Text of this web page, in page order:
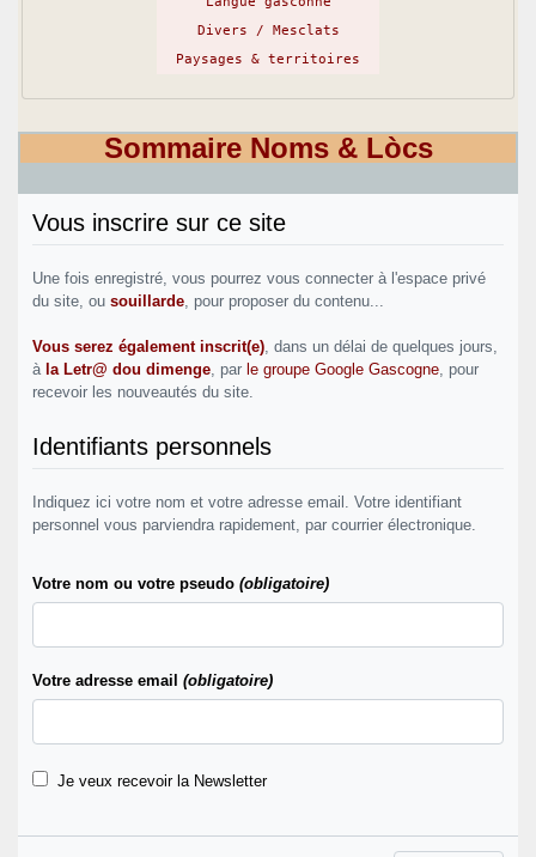
Divers / Mesclats
Paysages & territoires
Sommaire Noms & Lòcs
Vous inscrire sur ce site
Une fois enregistré, vous pourrez vous connecter à l'espace privé
du site, ou souillarde , pour proposer du contenu...
Vous serez également inscrit(e) , dans un délai de quelques jours,
à la Letr@ dou dimenge , par le groupe Google Gascogne , pour
recevoir les nouveautés du site.
Identifiants personnels
Indiquez ici votre nom et votre adresse email. Votre identifiant
personnel vous parviendra rapidement, par courrier électronique.
Votre nom ou votre pseudo (obligatoire)
Votre adresse email (obligatoire)
Je veux recevoir la Newsletter